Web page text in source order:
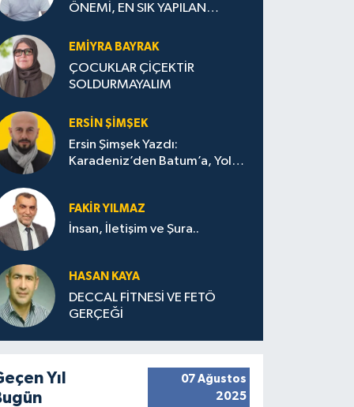
ÖNEMİ, EN SIK YAPILAN
STRATEJİLERİ
EMIYRA BAYRAK
ÇOCUKLAR ÇİÇEKTİR
SOLDURMAYALIM
ERSIN ŞIMŞEK
Ersin Şimşek Yazdı:
Karadeniz’den Batum’a, Yolun
FAKIR YILMAZ
İnsan, İletişim ve Şura..
HASAN KAYA
DECCAL FİTNESİ VE FETÖ
GERÇEĞİ
Yıl
07 Ağustos
2025